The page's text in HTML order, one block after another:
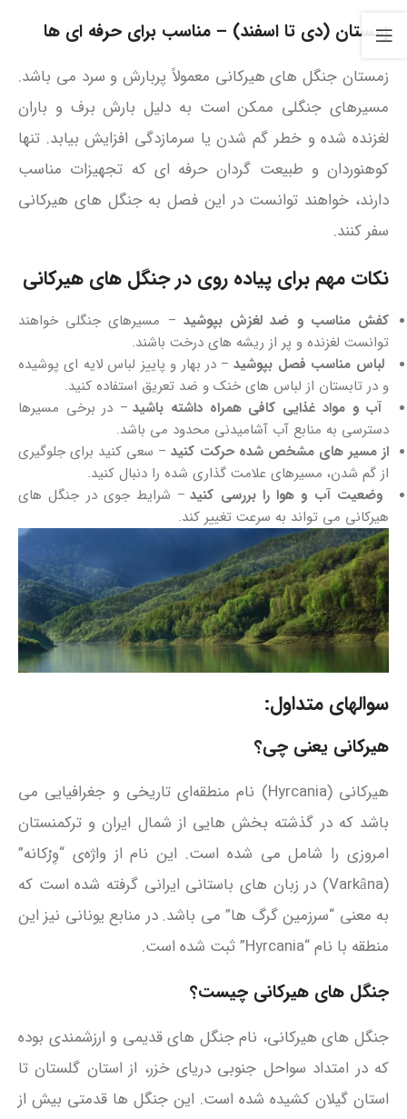
زمستان (دی تا اسفند) – مناسب برای حرفه‌ ای‌ ها
زمستان‌ جنگل‌ های هیرکانی معمولاً پربارش و سرد می باشد.
مسیرهای جنگلی ممکن است به دلیل بارش برف و باران
لغزنده شده و خطر گم‌ شدن یا سرمازدگی افزایش بیابد. تنها
کوهنوردان و طبیعت‌ گردان حرفه‌ ای که تجهیزات مناسب
دارند، خواهند توانست در این فصل به جنگل‌ های هیرکانی
سفر کنند.
نکات مهم برای پیاده‌ روی در جنگل‌ های هیرکانی
کفش مناسب و ضد لغزش بپوشید – مسیرهای جنگلی خواهند
توانست لغزنده و پر از ریشه‌ های درخت باشند.
لباس مناسب فصل بپوشید– در بهار و پاییز لباس لایه‌ ای پوشیده
و در تابستان از لباس‌ های خنک و ضد تعریق استفاده کنید.
آب و مواد غذایی کافی همراه داشته باشید– در برخی مسیرها
دسترسی به منابع آب آشامیدنی محدود می باشد.
از مسیر های مشخص‌ شده حرکت کنید– سعی کنید برای جلوگیری
از گم‌ شدن، مسیرهای علامت‌ گذاری‌ شده را دنبال کنید.
وضعیت آب‌ و هوا را بررسی کنید– شرایط جوی در جنگل‌ های
هیرکانی می‌ تواند به‌ سرعت تغییر کند.
سوالهای متداول:
هیرکانی یعنی چی؟
هیرکانی (Hyrcania) نام منطقه‌ای تاریخی و جغرافیایی می
باشد که در گذشته بخش‌ هایی از شمال ایران و ترکمنستان
امروزی را شامل می‌ شده است. این نام از واژه‌ی “وِرْکانه”
(Varkâna) در زبان‌ های باستانی ایرانی گرفته شده است که
به معنی “سرزمین گرگ‌ ها” می باشد. در منابع یونانی نیز این
منطقه با نام “Hyrcania” ثبت شده است.
جنگل‌ های هیرکانی چیست؟
جنگل‌ های هیرکانی، نام جنگل‌ های قدیمی و ارزشمندی بوده
که در امتداد سواحل جنوبی دریای خزر، از استان گلستان تا
استان گیلان کشیده شده‌ است. این جنگل‌ ها قدمتی بیش از